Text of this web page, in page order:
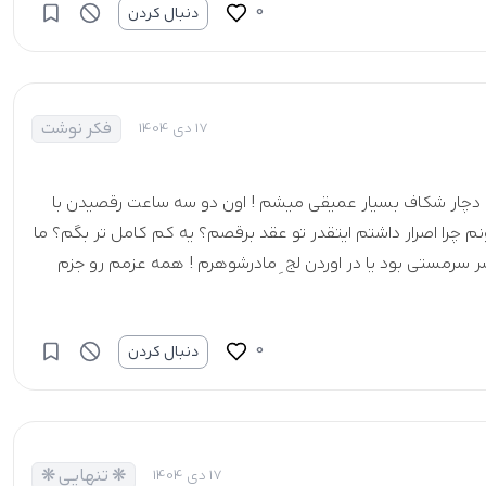
0 دنبال کردن
17 دی 1404 فکر نوشت
دچار شکاف بسیار عمیقی میشم ! اون دو سه ساعت رقصیدن‌ با
چرا اصرار داشتم ایتقدر تو عقد برقصم؟ یه کم‌ کامل تر بگم؟ ما
سرمستی بود یا در اوردن لج ِ مادرشوهرم ! همه عزمم رو جزم‌
0 دنبال کردن
17 دی 1404 ❋ تنهایـی ❋